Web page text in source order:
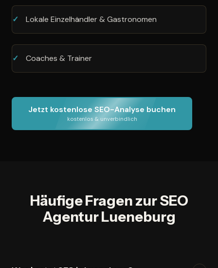
Lokale Einzelhändler & Gastronomen
Coaches & Trainer
Jetzt kostenlose SEO-Analyse buchen
kostenlos & unverbindlich
Häufige Fragen zur SEO
Agentur Lueneburg